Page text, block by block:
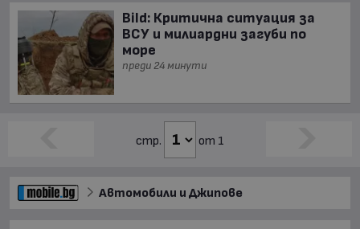
Bild: Критична ситуация за
ВСУ и милиардни загуби по
море
преди 24 минути
стр. от 1
Автомобили и Джипове